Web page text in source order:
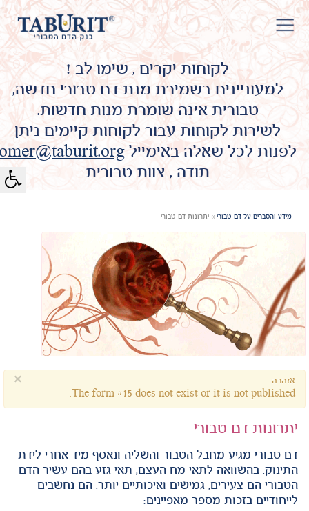
לקוחות יקרים , שימו לב !
למעוניינים בשמירת מנת דם טבורי חדשה,
טבורית אינה שומרת מנות חדשות.
לשירות לקוחות עבור לקוחות קיימים ניתן
לפנות לכל שאלה באימייל
תודה , צוות טבורית
מידע והסברים על דם טבורי » יתרונות דם טבורי
× אזהרה
The form #15 does not exist or it is not published.
יתרונות דם טבורי
דם טבורי מגיע מחבל הטבור והשליה ונאסף מיד אחרי לידת
התינוק. בהשוואה לתאי מח העצם, תאי גזע בהם עשיר הדם
הטבורי הם צעירים, גמישים ואיכותיים יותר. הם נחשבים
לייחודיים בזכות מספר מאפיינים: